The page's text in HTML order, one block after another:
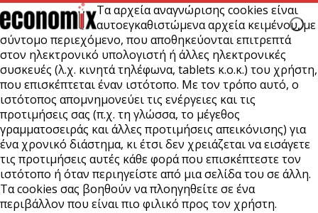
Τα αρχεία αναγνώρισης cookies είναι
αυτοεγκαθιστώμενα αρχεία κειμένου, με
σύντομο περιεχόμενο, που αποθηκεύονται επιτρεπτά
στον ηλεκτρονικό υπολογιστή ή άλλες ηλεκτρονικές
συσκευές (λ.χ. κινητά τηλέφωνα, tablets κ.ο.κ.) του χρήστη,
που επισκέπτεται έναν ιστότοπο. Με τον τρόπο αυτό, ο
ιστότοπος απομνημονεύει τις ενέργειες και τις
προτιμήσεις σας (π.χ. τη γλώσσα, το μέγεθος
γραμματοσειράς και άλλες προτιμήσεις απεικόνισης) για
ένα χρονικό διάστημα, κι έτσι δεν χρειάζεται να εισάγετε
τις προτιμήσεις αυτές κάθε φορά που επισκέπτεστε τον
ιστότοπο ή όταν περιηγείστε από μια σελίδα του σε άλλη.
Τα cookies σας βοηθούν να πλοηγηθείτε σε ένα
περιβάλλον που είναι πιο φιλικό προς τον χρήστη.